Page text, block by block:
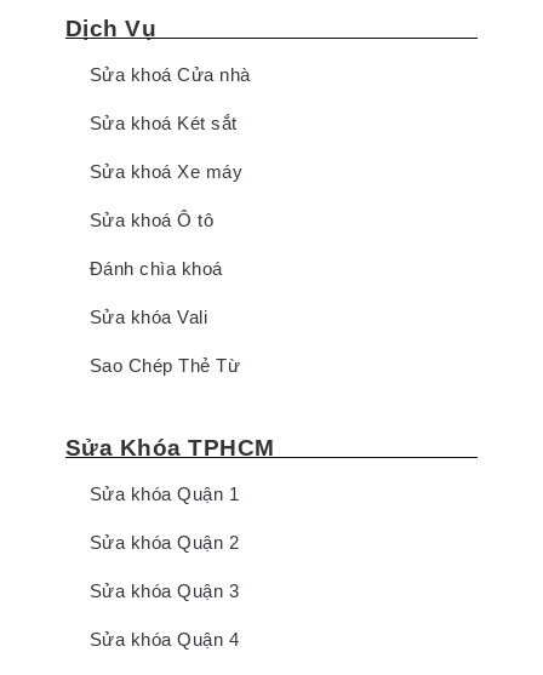
Dịch Vụ
Sửa khoá Cửa nhà
Sửa khoá Két sắt
Sửa khoá Xe máy
Sửa khoá Ô tô
Đánh chìa khoá
Sửa khóa Vali
Sao Chép Thẻ Từ
Sửa Khóa TPHCM
Sửa khóa Quận 1
Sửa khóa Quận 2
Sửa khóa Quận 3
Sửa khóa Quận 4